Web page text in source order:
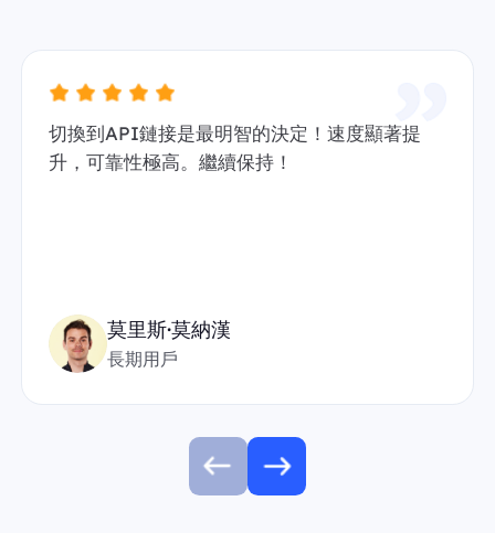
切換到API鏈接是最明智的決定！速度顯著提
升，可靠性極高。繼續保持！
莫里斯·莫納漢
長期用戶